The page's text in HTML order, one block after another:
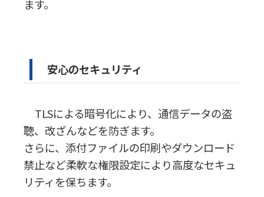
ます。
安心のセキュリティ
TLSによる暗号化により、通信データの盗
聴、改ざんなどを防ぎます。
さらに、添付ファイルの印刷やダウンロード
禁止など柔軟な権限設定により高度なセキュ
リティを保ちます。